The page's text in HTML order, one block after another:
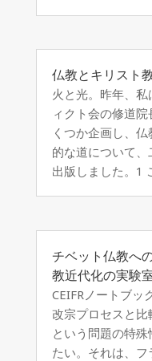
仏教とキリスト
火と光。昨年、
ィクト会の修道
くつか企画し、
的な道について
出版しました。1
チベット仏教へ
教近代化の実験
CEIFRノートブッ
改宗プロセスと比
という問題の特
たい。それは、